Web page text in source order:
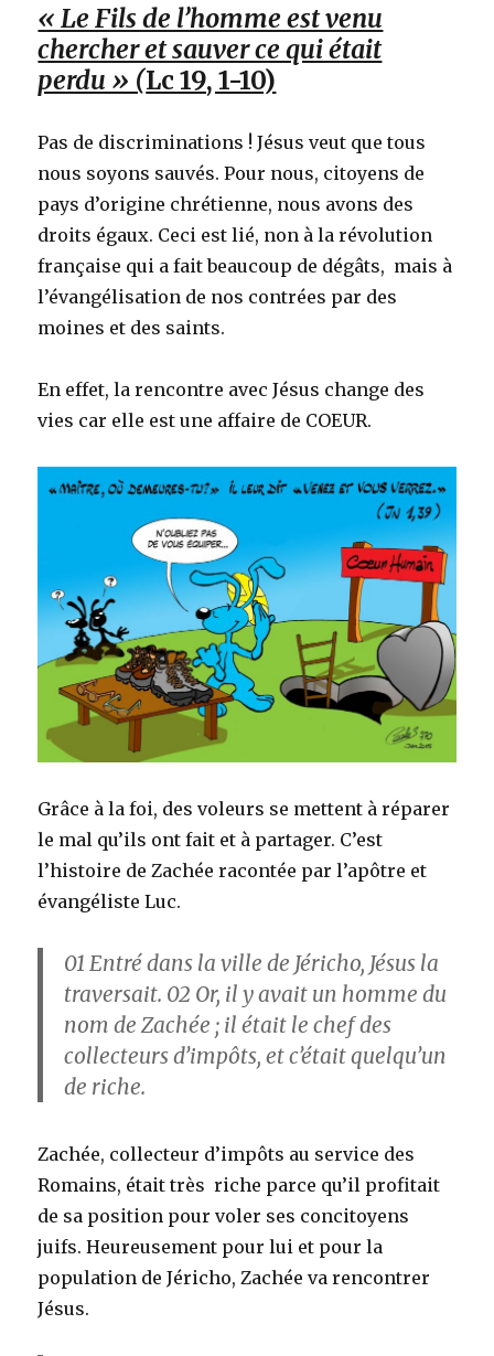
« Le Fils de l’homme est venu
chercher et sauver ce qui était
perdu » (Lc 19, 1-10)
Pas de discriminations ! Jésus veut que tous
nous soyons sauvés. Pour nous, citoyens de
pays d’origine chrétienne, nous avons des
droits égaux. Ceci est lié, non à la révolution
française qui a fait beaucoup de dégâts, mais à
l’évangélisation de nos contrées par des
moines et des saints.
En effet, la rencontre avec Jésus change des
vies car elle est une affaire de COEUR.
Grâce à la foi, des voleurs se mettent à réparer
le mal qu’ils ont fait et à partager. C’est
l’histoire de Zachée racontée par l’apôtre et
évangéliste Luc.
01 Entré dans la ville de Jéricho, Jésus la
traversait. 02 Or, il y avait un homme du
nom de Zachée ; il était le chef des
collecteurs d’impôts, et c’était quelqu’un
de riche.
Zachée, collecteur d’impôts au service des
Romains, était très riche parce qu’il profitait
de sa position pour voler ses concitoyens
juifs. Heureusement pour lui et pour la
population de Jéricho, Zachée va rencontrer
Jésus.